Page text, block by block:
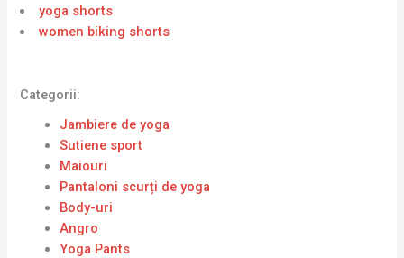
yoga shorts
women biking shorts
Categorii:
Jambiere de yoga
Sutiene sport
Maiouri
Pantaloni scurți de yoga
Body-uri
Angro
Yoga Pants